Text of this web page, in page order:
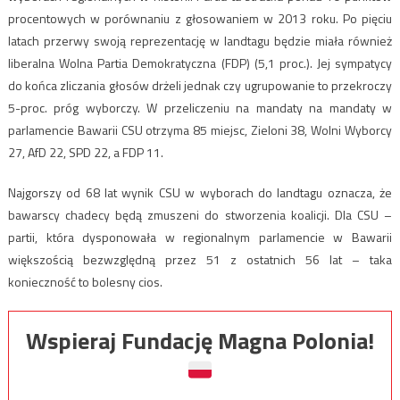
procentowych w porównaniu z głosowaniem w 2013 roku. Po pięciu
latach przerwy swoją reprezentację w landtagu będzie miała również
liberalna Wolna Partia Demokratyczna (FDP) (5,1 proc.). Jej sympatycy
do końca zliczania głosów drżeli jednak czy ugrupowanie to przekroczy
5-proc. próg wyborczy. W przeliczeniu na mandaty na mandaty w
parlamencie Bawarii CSU otrzyma 85 miejsc, Zieloni 38, Wolni Wyborcy
27, AfD 22, SPD 22, a FDP 11.
Najgorszy od 68 lat wynik CSU w wyborach do landtagu oznacza, że
bawarscy chadecy będą zmuszeni do stworzenia koalicji. Dla CSU –
partii, która dysponowała w regionalnym parlamencie w Bawarii
większością bezwzględną przez 51 z ostatnich 56 lat – taka
konieczność to bolesny cios.
Wspieraj Fundację Magna Polonia!